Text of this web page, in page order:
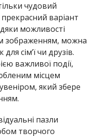
чудовий
прекрасний варіант
можливості
зображенням, можна
сім’ї чи друзів.
важливої події,
місцем
який збере
пазли
творчого